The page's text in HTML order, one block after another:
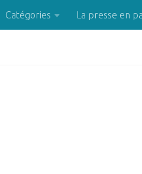
Catégories La presse en